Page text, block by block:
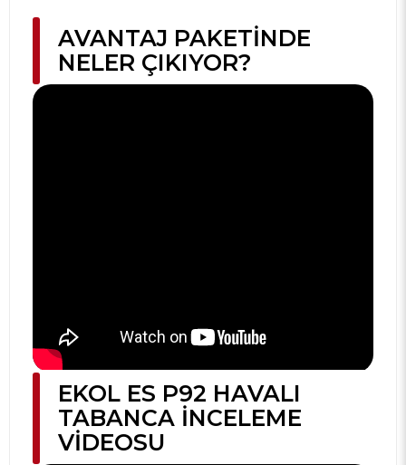
AVANTAJ PAKETINDE
NELER ÇIKIYOR?
EKOL ES P92 HAVALI
TABANCA İNCELEME
VIDEOSU